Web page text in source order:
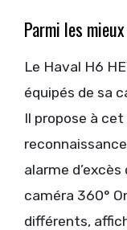
Parmi les
Le Haval H6
équipés de sa
Il propose à
alarme
caméra 360°
différents,